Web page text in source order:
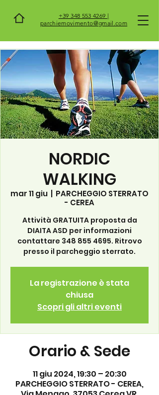
+39 348 553 4269 |
parchiemovimento@gmail.com
NORDIC
WALKING
mar 11 giu
PARCHEGGIO STERRATO
- CEREA
Attività GRATUITA proposta da
DIAITA ASD per informazioni
contattare 348 855 4695. Ritrovo
presso il parcheggio sterrato.
La registrazione è stata
chiusa
Scopri gli altri eventi
Orario & Sede
11 giu 2024, 19:30 – 20:30
PARCHEGGIO STERRATO - CEREA,